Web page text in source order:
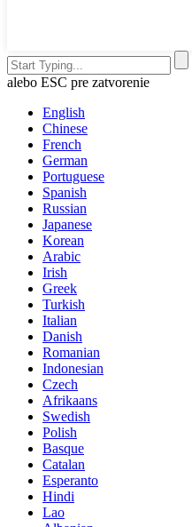
alebo ESC pre zatvorenie
English
Chinese
French
German
Portuguese
Spanish
Russian
Japanese
Korean
Arabic
Irish
Greek
Turkish
Italian
Danish
Romanian
Indonesian
Czech
Afrikaans
Swedish
Polish
Basque
Catalan
Esperanto
Hindi
Lao